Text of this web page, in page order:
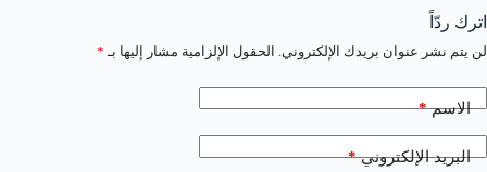
اترك ردّاً
لن يتم نشر عنوان بريدك الإلكتروني. الحقول الإلزامية مشار إليها بـ *
الاسم*
البريد الإلكتروني*